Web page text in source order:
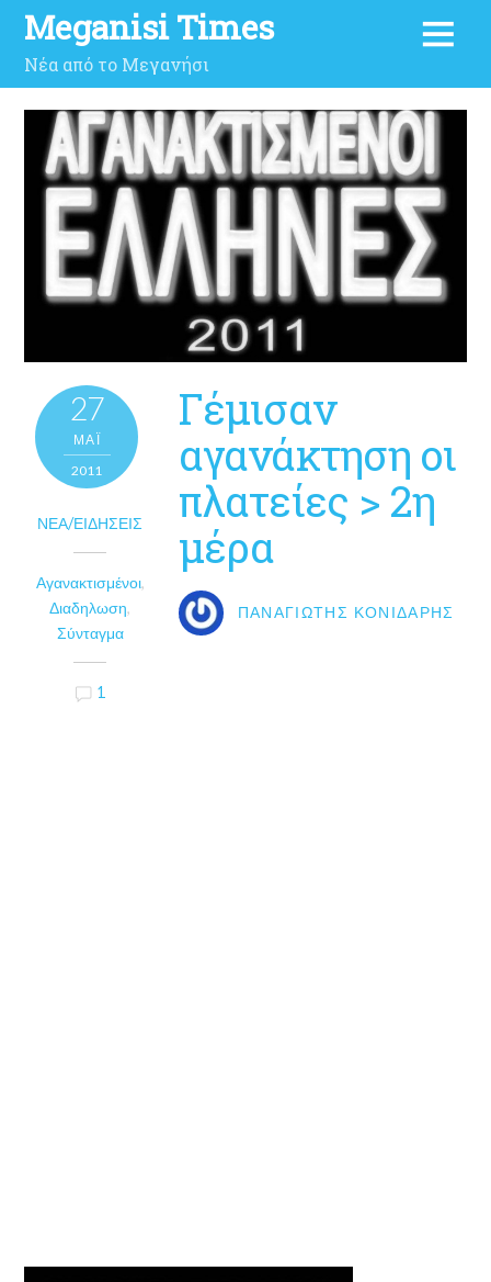
Meganisi Times
Νέα από το Μεγανήσι
27
ΜΑΪ́
2011
ΝΈΑ/ΕΙΔΉΣΕΙΣ
Αγανακτισμένοι,
Διαδηλωση,
Σύνταγμα
1
Γέμισαν
αγανάκτηση οι
πλατείες > 2η
μέρα
ΠΑΝΑΓΙΏΤΗΣ ΚΟΝΙΔΆΡΗΣ